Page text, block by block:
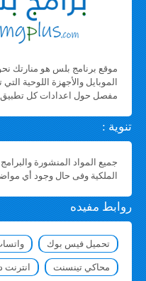
موقع برنامج بلس هو منارتك
مفصل حول اعدادات كل تطبيق
تنوية :
جميع المواد المنشورة
الملكية وفى حال وجود أي
روابط مفيده
تحميل فيس بوك
محاكي تينسنت انترنت